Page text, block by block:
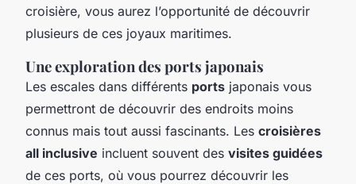
croisière, vous aurez l’opportunité de découvrir
plusieurs de ces joyaux maritimes.
Une exploration des ports japonais
Les escales dans différents ports japonais vous
permettront de découvrir des endroits moins
connus mais tout aussi fascinants. Les croisières
all inclusive incluent souvent des visites guidées
de ces ports, où vous pourrez découvrir les